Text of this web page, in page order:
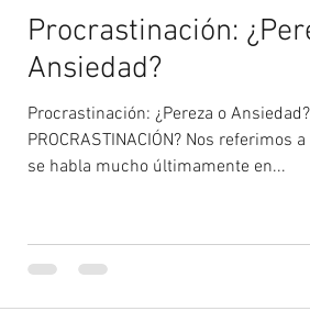
Procrastinación:
Ansiedad?
Procrastinación: ¿Pereza o Ansiedad?
PROCRASTINACIÓN? Nos referimos
se habla mucho últimamente en...